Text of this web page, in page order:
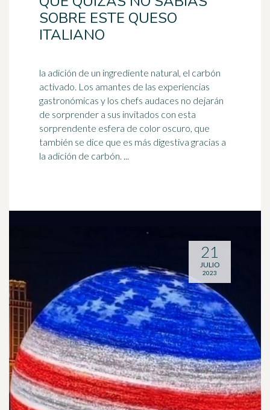
SOBRE ESTE QUESO
ITALIANO
la adición de un ingrediente natural, el carbón
activado. Los amantes de las experiencias
gastronómicas y los chefs audaces no dejarán
de sorprender a sus invitados con esta
sorprendente esfera de color oscuro, que
también se dice que es más digestiva gracias a
la adición de carbón. ...
21
JULIO
2023